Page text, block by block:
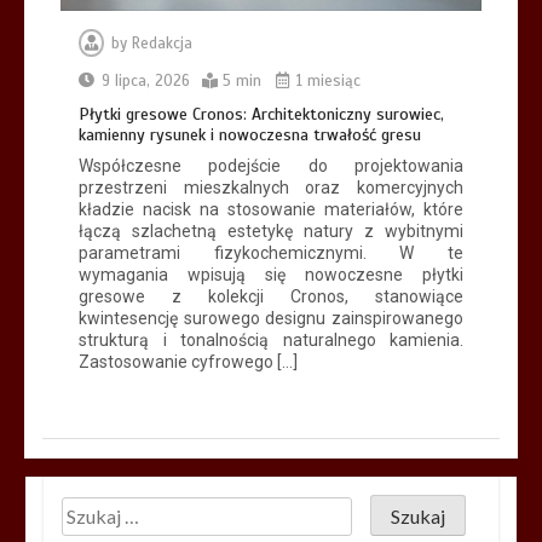
by Redakcja
9 lipca, 2026
5 min 1 miesiąc
Płytki gresowe Cronos: Architektoniczny surowiec,
kamienny rysunek i nowoczesna trwałość gresu
Współczesne podejście do projektowania
przestrzeni mieszkalnych oraz komercyjnych
kładzie nacisk na stosowanie materiałów, które
łączą szlachetną estetykę natury z wybitnymi
parametrami fizykochemicznymi. W te
wymagania wpisują się nowoczesne płytki
gresowe z kolekcji Cronos, stanowiące
kwintesencję surowego designu zainspirowanego
strukturą i tonalnością naturalnego kamienia.
Zastosowanie cyfrowego […]